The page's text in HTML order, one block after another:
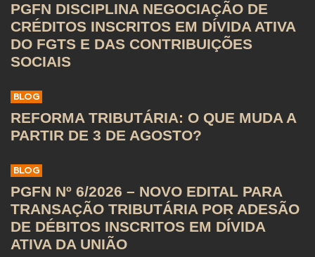
PGFN DISCIPLINA NEGOCIAÇÃO DE
CRÉDITOS INSCRITOS EM DÍVIDA ATIVA
DO FGTS E DAS CONTRIBUIÇÕES
SOCIAIS
BLOG
REFORMA TRIBUTÁRIA: O QUE MUDA A
PARTIR DE 3 DE AGOSTO?
BLOG
PGFN Nº 6/2026 – NOVO EDITAL PARA
TRANSAÇÃO TRIBUTÁRIA POR ADESÃO
DE DÉBITOS INSCRITOS EM DÍVIDA
ATIVA DA UNIÃO